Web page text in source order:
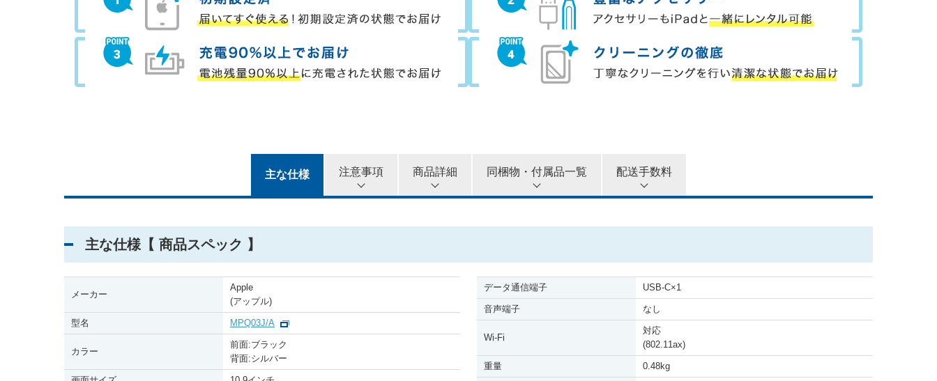
主な仕様 注意事項 商品詳細 同梱物・付属品一覧 配送手数料
主な仕様【 商品スペック 】
メーカー
Apple
(アップル)
型名 MPQ03J/A
カラー
前面:ブラック
背面:シルバー
データ通信端子 USB-C×1
音声端子 なし
Wi-Fi
対応
(802.11ax)
重量 0.48kg